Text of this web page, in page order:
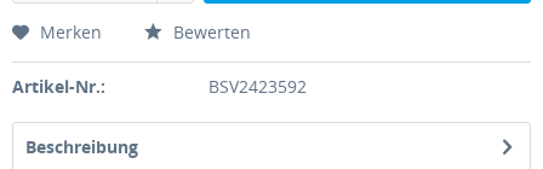
Merken Bewerten
Artikel-Nr.: BSV2423592
Beschreibung